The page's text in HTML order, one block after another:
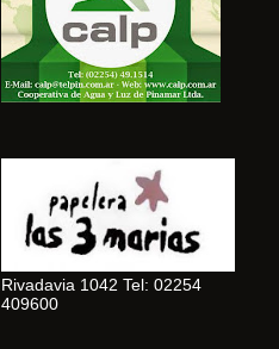
Rivadavia 1042 Tel: 02254
409600